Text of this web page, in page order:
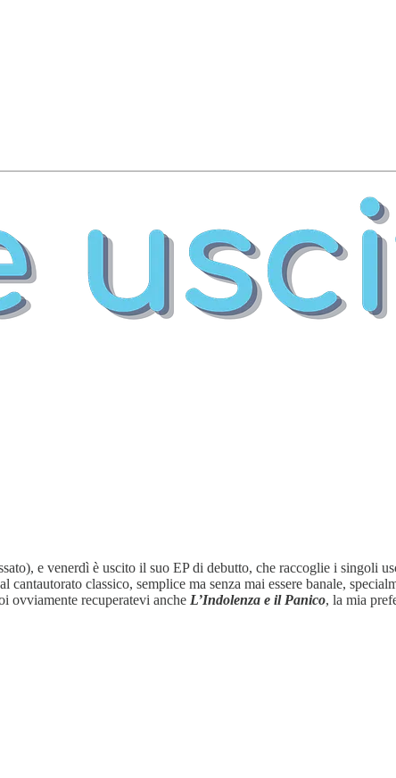
e venerdì è uscito il suo EP di debutto, che raccoglie i singoli
classico, semplice ma senza mai essere banale,
ovviamente recuperatevi anche L’Indolenza e il Panico, la mia